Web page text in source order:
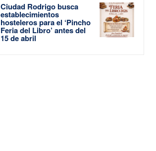
Ciudad Rodrigo busca
establecimientos
hosteleros para el ‘Pincho
Feria del Libro’ antes del
15 de abril